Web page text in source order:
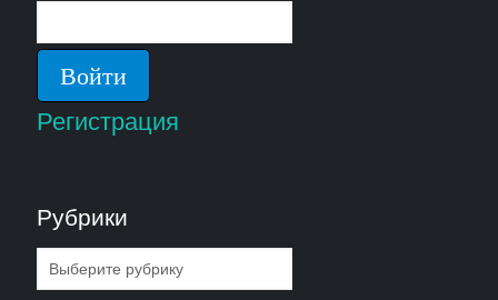
Регистрация
Рубрики
Рубрики